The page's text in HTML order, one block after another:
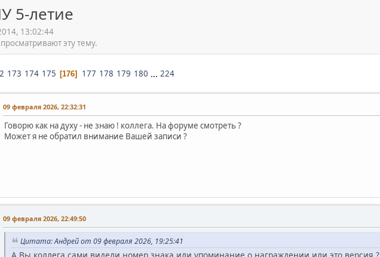
5-летие
13:02:44
эту тему.
173 174 175 176 177 178 179 180 ... 224
09 февраля 2026, 22:32:31
Говорю как на духу - не знаю ! коллега. На форуме смотреть ?
Может я не обратил внимание Вашей записи ?
09 февраля 2026, 22:49:50
Цитата: Андрей от 09 февраля 2026, 19:25:41